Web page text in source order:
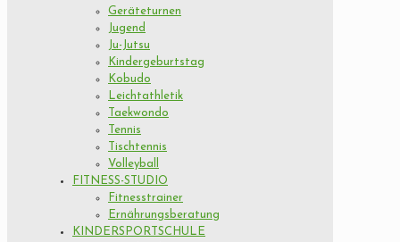
Geräteturnen
Jugend
Ju-Jutsu
Kindergeburtstag
Kobudo
Leichtathletik
Taekwondo
Tennis
Tischtennis
Volleyball
FITNESS-STUDIO
Fitnesstrainer
Ernährungsberatung
KINDERSPORTSCHULE